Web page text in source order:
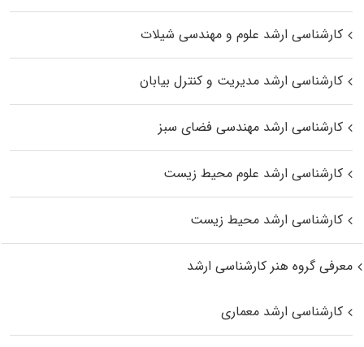
کارشناسی ارشد علوم و مهندسی شیلات
کارشناسی ارشد مدیریت و کنترل بیابان
کارشناسی ارشد مهندسی فضای سبز
کارشناسی ارشد علوم محیط‌ زیست
کارشناسی ارشد محیط زیست
معرفی گروه هنر کارشناسی ارشد
کارشناسی ارشد معماری